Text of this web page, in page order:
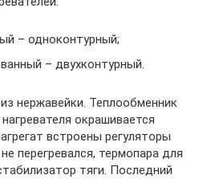
– одноконтурный;
– двухконтурный.
нержавейки. Теплообменник
окрашивается
встроены регуляторы
перегревался, термопара для
тяги. Последний